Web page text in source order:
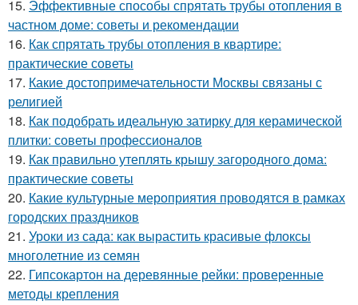
15. Эффективные способы спрятать трубы отопления в
частном доме: советы и рекомендации
16. Как спрятать трубы отопления в квартире:
практические советы
17. Какие достопримечательности Москвы связаны с
религией
18. Как подобрать идеальную затирку для керамической
плитки: советы профессионалов
19. Как правильно утеплять крышу загородного дома:
практические советы
20. Какие культурные мероприятия проводятся в рамках
городских праздников
21. Уроки из сада: как вырастить красивые флоксы
многолетние из семян
22. Гипсокартон на деревянные рейки: проверенные
методы крепления